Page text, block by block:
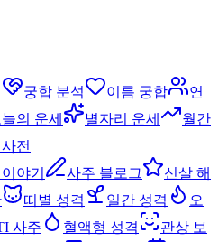
궁합 분석 이름 궁합
연
의 운세 별자리 운세
월간
전
야기 사주 블로그
신살 해
띠별 성격 일간 성격
오
사주 혈액형 성격
관상 보